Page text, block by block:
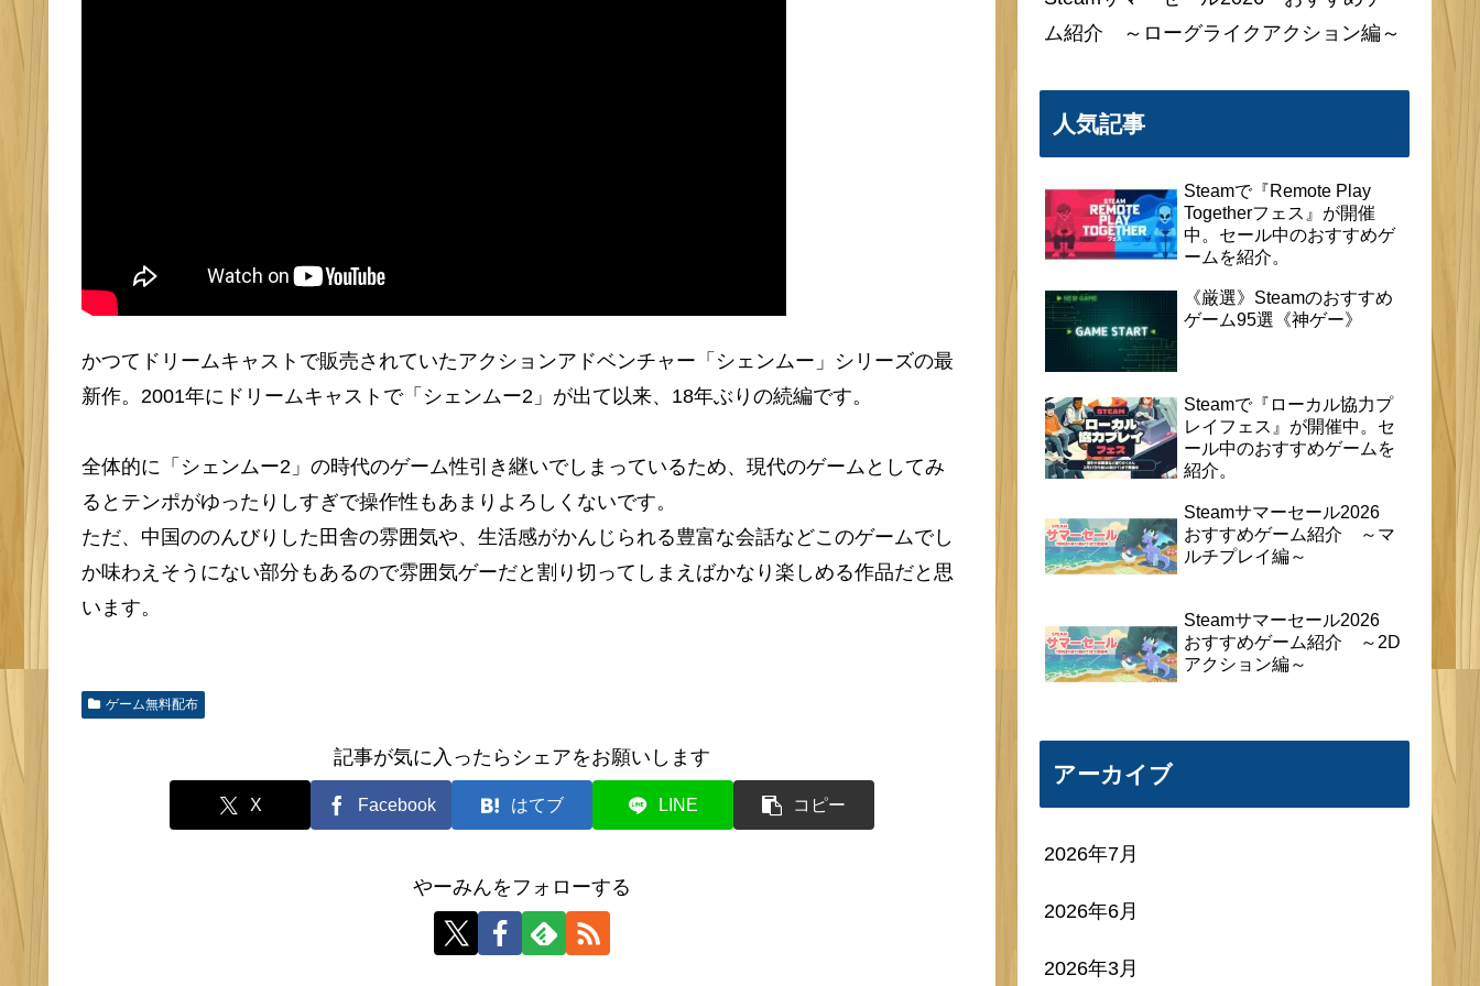
かつてドリームキャストで販売されていたアクションアドベンチャー「シェンムー」シリーズの最
新作。2001年にドリームキャストで「シェンムー2」が出て以来、18年ぶりの続編です。
全体的に「シェンムー2」の時代のゲーム性引き継いでしまっているため、現代のゲームとしてみ
るとテンポがゆったりしすぎで操作性もあまりよろしくないです。
ただ、中国ののんびりした田舎の雰囲気や、生活感がかんじられる豊富な会話などこのゲームでし
か味わえそうにない部分もあるので雰囲気ゲーだと割り切ってしまえばかなり 楽しめる作品だと思
います。
ゲーム無料配布
記事が気に入ったらシェアをお願いします
X Facebook はてブ LINE コピー
やーみんをフォローする
ム紹介 ～ローグライクアクション編～
人気記事
Steamで『Remote Play
Togetherフェス』が開催
中。セール中のおすすめゲ
ームを紹介。
《厳選》Steamのおすすめ
ゲーム95選《神ゲー》
Steamで『ローカル協力プ
レイフェス』が開催中。セ
ール中のおすすめゲームを
紹介。
Steamサマーセール2026
おすすめゲーム紹介 ～マ
ルチプレイ編～
Steamサマーセール2026
おすすめゲーム紹介 ～2D
アクション編～
アーカイブ
2026年7月
2026年6月
2026年3月